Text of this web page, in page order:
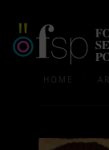
HOME